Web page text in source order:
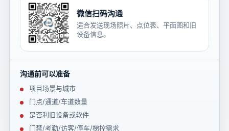
微信扫码沟通
适合发送现场照片、点位表、平面图和旧
设备信息。
沟通前可以准备
项目场景与城市
门点/通道/车道数量
是否利旧设备或软件
门禁/考勤/访客/停车/梯控需求